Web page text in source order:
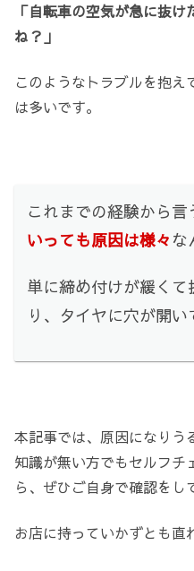
「自転車の空気が急に抜
ね？」
このようなトラブルを抱
は多いです。
これまでの経験から言
いっても原因は様々 な
単に締め付けが緩く
り、タイヤに穴が開い
本記事では、原因になりう
知識が無い方でもセルフチ
ら、ぜひご自身で確認をし
お店に持っていかずとも直